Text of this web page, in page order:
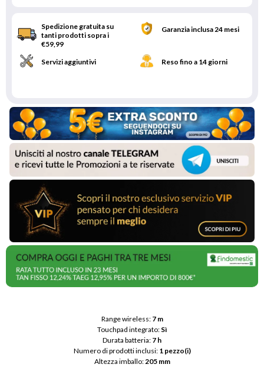
Spedizione gratuita su
tanti prodotti sopra i
€59,99
Garanzia inclusa 24 mesi
Servizi aggiuntivi Reso fino a 14 giorni
Range wireless: 7 m
Touchpad integrato: Sì
Durata batteria: 7 h
Numero di prodotti inclusi: 1 pezzo(i)
Altezza imballo: 205 mm